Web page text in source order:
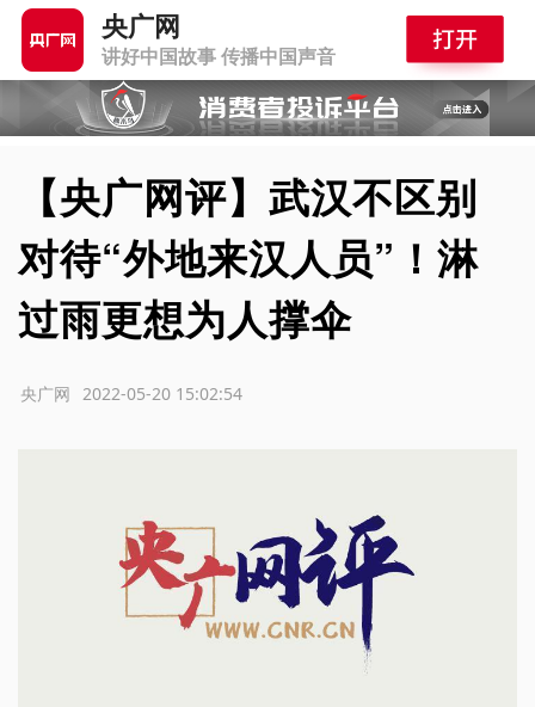
央广网
讲好中国故事 传播中国声音
【央广网评】武汉不区别
对待“外地来汉人员”！淋
过雨更想为人撑伞
2022-05-20 15:02:54
央广网